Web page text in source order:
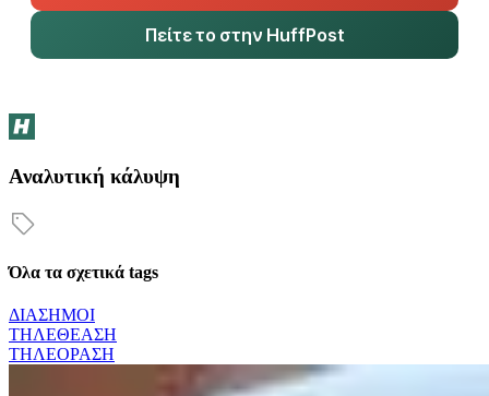
Πείτε το στην HuffPost
Αναλυτική κάλυψη
Όλα τα σχετικά tags
ΔΙΑΣΗΜΟΙ
ΤΗΛΕΘΕΑΣΗ
ΤΗΛΕΟΡΑΣΗ